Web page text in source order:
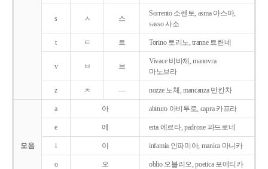
s ㅅ 스
Sorrento 소렌토, asma 아스마,
sasso 사소
t ㅌ 트 Torino 토리노, tranne 트란네
v ㅂ 브
Vivace 비바체, manovra
마노브라
z ㅊ ― nozze 노체, mancanza 만칸차
모음
a 아 abituro 아비투로, capra 카프라
e 에 erta 에르타, padrone 파드로네
i 이 infamia 인파미아, manica 마니카
o 오 oblio 오블리오, poetica 포에티카